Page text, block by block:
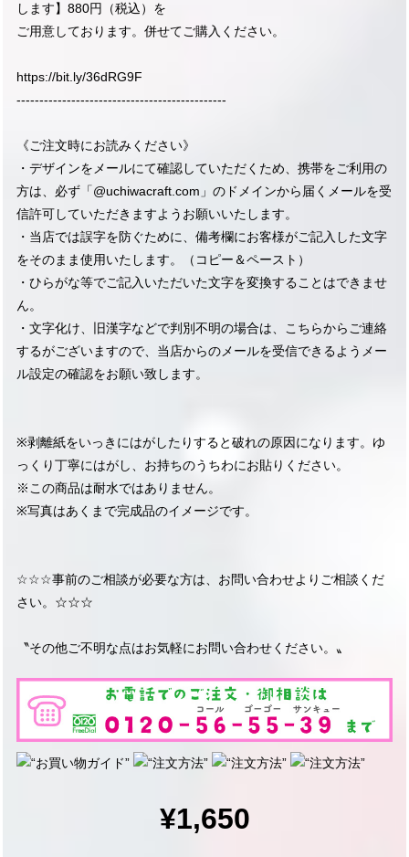
します】880円（税込）を
ご用意しております。併せてご購入ください。
https://bit.ly/36dRG9F
----------------------------------------------
《ご注文時にお読みください》
・デザインをメールにて確認していただくため、携帯をご利用の
方は、必ず「@uchiwacraft.com」のドメインから届くメールを受
信許可していただきますようお願いいたします。
・当店では誤字を防ぐために、備考欄にお客様がご記入した文字
をそのまま使用いたします。（コピー＆ペースト）
・ひらがな等でご記入いただいた文字を変換することはできませ
ん。
・文字化け、旧漢字などで判別不明の場合は、こちらからご連絡
するがございますので、当店からのメールを受信できるようメー
ル設定の確認をお願い致します。
※剥離紙をいっきにはがしたりすると破れの原因になります。ゆ
っくり丁寧にはがし、お持ちのうちわにお貼りください。
※この商品は耐水ではありません。
※写真はあくまで完成品のイメージです。
☆☆☆事前のご相談が必要な方は、お問い合わせよりご相談くだ
さい。☆☆☆
〝その他ご不明な点はお気軽にお問い合わせください。〟
¥1,650